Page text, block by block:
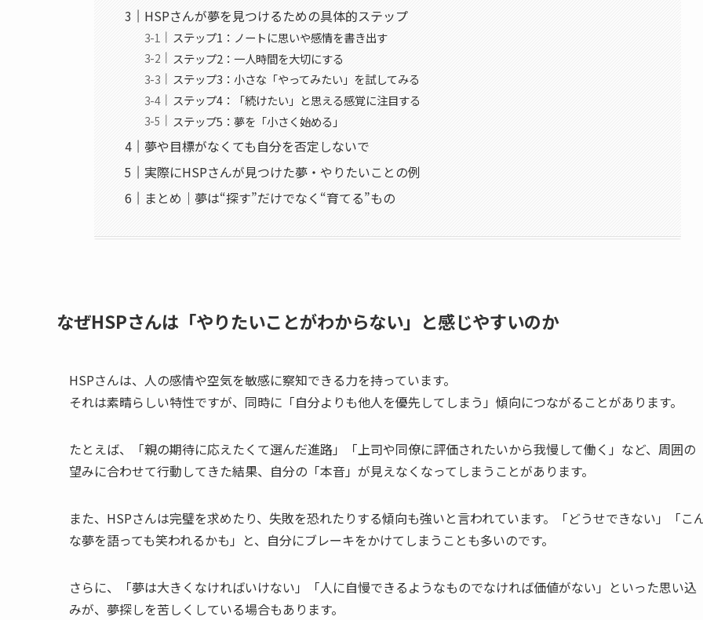
HSPさんが夢を見つけるための具体的ステップ
ステップ1：ノートに思いや感情を書き出す
ステップ2：一人時間を大切にする
ステップ3：小さな「やってみたい」を試してみる
ステップ4：「続けたい」と思える感覚に注目する
ステップ5：夢を「小さく始める」
夢や目標がなくても自分を否定しないで
実際にHSPさんが見つけた夢・やりたいことの例
まとめ｜夢は“探す”だけでなく“育てる”もの
なぜHSPさんは「やりたいことがわからない」と感じやすいのか
HSPさんは、人の感情や空気を敏感に察知できる力を持っています。
それは素晴らしい特性ですが、同時に「自分よりも他人を優先してしまう」傾向につながることがあります。
たとえば、「親の期待に応えたくて選んだ進路」「上司や同僚に評価されたいから我慢して働く」など、周囲の
望みに合わせて行動してきた結果、自分の「本音」が見えなくなってしまうことがあります。
また、HSPさんは完璧を求めたり、失敗を恐れたりする傾向も強いと言われています。「どうせできない」「こ
な夢を語っても笑われるかも」と、自分にブレーキをかけてしまうことも多いのです。
さらに、「夢は大きくなければいけない」「人に自慢できるようなものでなければ価値がない」といった思い込
みが、夢探しを苦しくしている場合もあります。